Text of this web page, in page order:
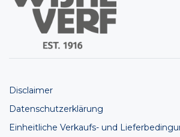
Disclaimer
Datenschutzerklärung
Einheitliche Verkaufs- und